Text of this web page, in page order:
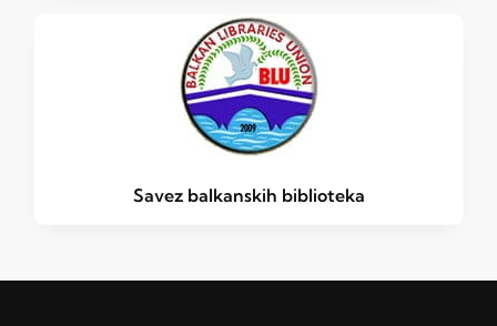
Savez balkanskih biblioteka